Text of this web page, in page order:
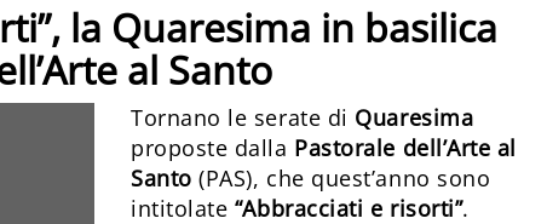
la Quaresima in basilica
al Santo
Tornano le serate di Quaresima
proposte dalla Pastorale dell’Arte al
Santo (PAS), che quest’anno sono
intitolate “Abbracciati e risorti”.